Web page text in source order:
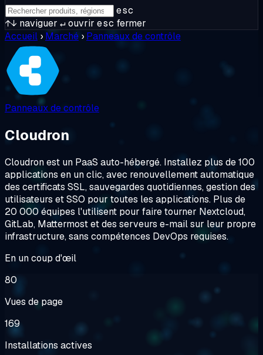
esc
↑↓ naviguer ↵ouvrir esc fermer
Accueil › Marché › Panneaux de contrôle
Panneaux de contrôle
Cloudron
Cloudron est un PaaS auto-hébergé. Installez plus de 100
applications en un clic, avec renouvellement automatique
des certificats SSL, sauvegardes quotidiennes, gestion des
utilisateurs et SSO pour toutes les applications. Plus de
20 000 équipes l'utilisent pour faire tourner Nextcloud,
GitLab, Mattermost et des serveurs e-mail sur leur propre
infrastructure, sans compétences DevOps requises.
En un coup d'œil
80
Vues de page
169
Installations actives